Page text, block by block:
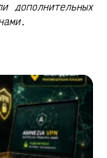
дополнительных